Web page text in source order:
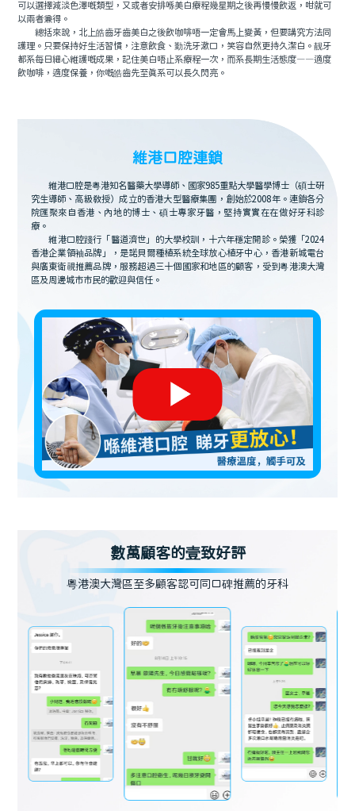
可以選擇減淡色澤嘅類型，又或者安排喺美白療程幾星期之後再慢慢飲返，咁就可
以兩者兼得。
總括來說，北上皓齒牙齒美白之後飲咖啡唔一定會馬上變黃，但要講究方法同
護理。只要保持好生活習慣，注意飲食、勤洗牙漱口，笑容自然更持久潔白。靓牙
都系每日細心維護嘅成果，記住美白唔止系療程一次，而系長期生活態度——適度
飲咖啡，適度保養，你嘅皓齒先至真系可以長久閃亮。
維港口腔連鎖
維港口腔是粵港知名醫藥大學導師、國家985重點大學醫學博士（碩士研
究生導師、高級教授）成立的香港大型醫療集團，創始於2008年。連鎖各分
院匯聚來自香港、內地的博士、碩士專家牙醫，堅持實實在在做好牙科診
療。
維港口腔踐行「醫道濟世」的大學校訓，十六年穩定開診。榮獲「2024
香港企業領袖品牌」，是諾貝爾種植系統全球放心植牙中心，香港新城電台
與廣東衛視推薦品牌，服務超過三十個國家和地區的顧客，受到粵港澳大灣
區及周邊城市市民的歡迎與信任。
數萬顧客的壹致好評
粵港澳大灣區至多顧客認可同口碑推薦的牙科